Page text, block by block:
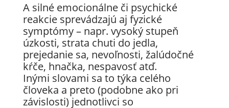
A silné emocionálne či psychické
reakcie sprevádzajú aj fyzické
symptómy – napr. vysoký stupeň
úzkosti, strata chuti do jedla,
prejedanie sa, nevoľnosti, žalúdočné
kŕče, hnačka, nespavosť atď.
Inými slovami sa to týka celého
človeka a preto (podobne ako pri
závislosti) jednotlivci so